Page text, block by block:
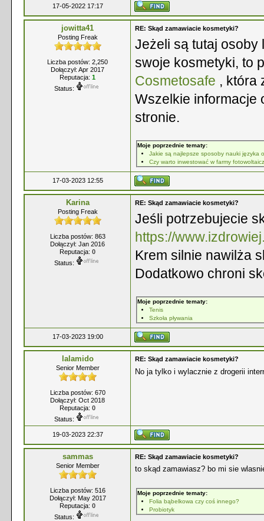
17-05-2022 17:17
jowitta41
Posting Freak
Liczba postów: 2,250
Dołączył: Apr 2017
Reputacja: 1
Status:
RE: Skąd zamawiacie kosmetyki?
Jeżeli są tutaj osoby
swoje kosmetyki, to
Cosmetosafe , która
Wszelkie informacje
stronie.
Moje poprzednie tematy:
Jakie są najlepsze sposoby nauki języka
Czy warto inwestować w farmy
17-03-2023 12:55
Karina
Posting Freak
Liczba postów: 863
Dołączył: Jan 2016
Reputacja: 0
Status:
RE: Skąd zamawiacie kosmetyki?
Jeśli potrzebujecie
https://
Krem silnie nawilża
Dodatkowo chroni
Moje poprzednie tematy:
Tenis
Szkoła pływania
17-03-2023 19:00
lalamido
Senior Member
Liczba postów: 670
Dołączył: Oct 2018
Reputacja: 0
Status:
RE: Skąd zamawiacie kosmetyki?
No ja tylko i wylacznie z drogerii
19-03-2023 22:37
sammas
Senior Member
Liczba postów: 516
Dołączył: May 2017
Reputacja: 0
Status:
RE: Skąd zamawiacie kosmetyki?
to skąd zamawiasz? bo mi sie
Moje poprzednie tematy:
Folia bąbelkowa czy coś innego?
Probiotyk